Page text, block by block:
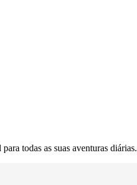
todas as suas aventuras diárias.